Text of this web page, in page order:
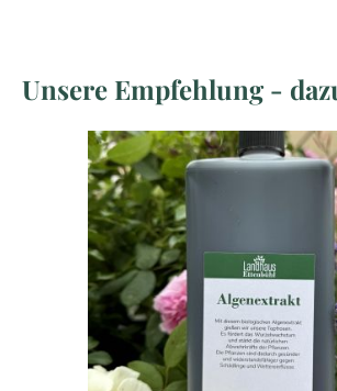
Produktgalerie überspringen
Unsere Empfehlung -